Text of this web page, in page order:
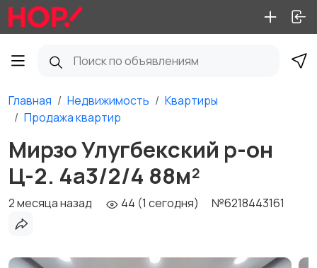
Главная Недвижимость
Квартиры
Продажа квартир
Мирзо Улугбекский р-он
Ц-2. 4а3/2/4 88м²
2 месяца назад 44 (1 сегодня) №6218443161